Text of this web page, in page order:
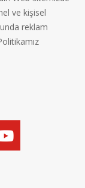
ve kişisel
reklam